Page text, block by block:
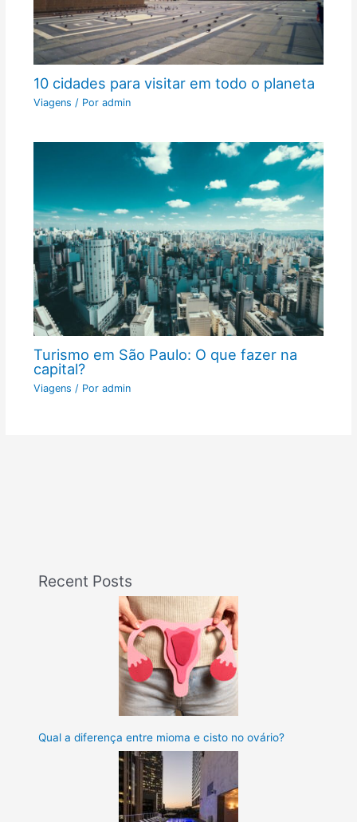
10 cidades para visitar em todo o planeta
Viagens / Por admin
Turismo em São Paulo: O que fazer na
capital?
Viagens / Por admin
Recent Posts
Qual a diferença entre mioma e cisto no ovário?